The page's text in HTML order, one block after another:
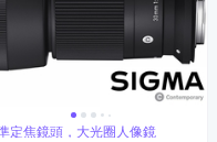
定焦鏡頭，大光圈人像鏡